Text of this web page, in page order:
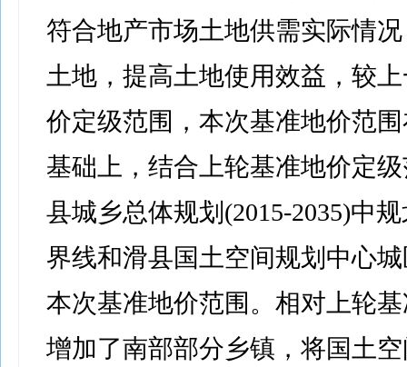
符合地产市场土地供需实际情
土地，提高土地使用效益，较
价定级范围，本次基准地价范
基础上，结合上轮基准地价定
县城乡总体规划(2015-2035)中
界线和滑县国土空间规划中心
本次基准地价范围。相对上轮
增加了南部部分乡镇，将国土